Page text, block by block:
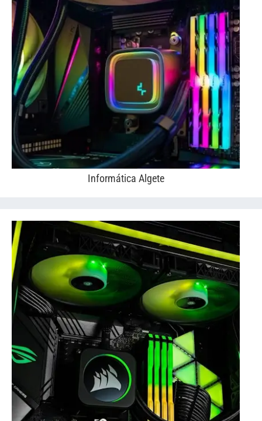
Informática Algete